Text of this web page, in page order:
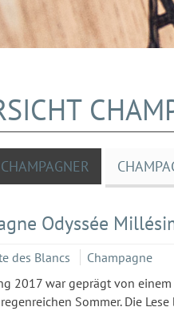
Odyssée
des Blancs
Champagne
2017 war geprägt von
Sommer. Die